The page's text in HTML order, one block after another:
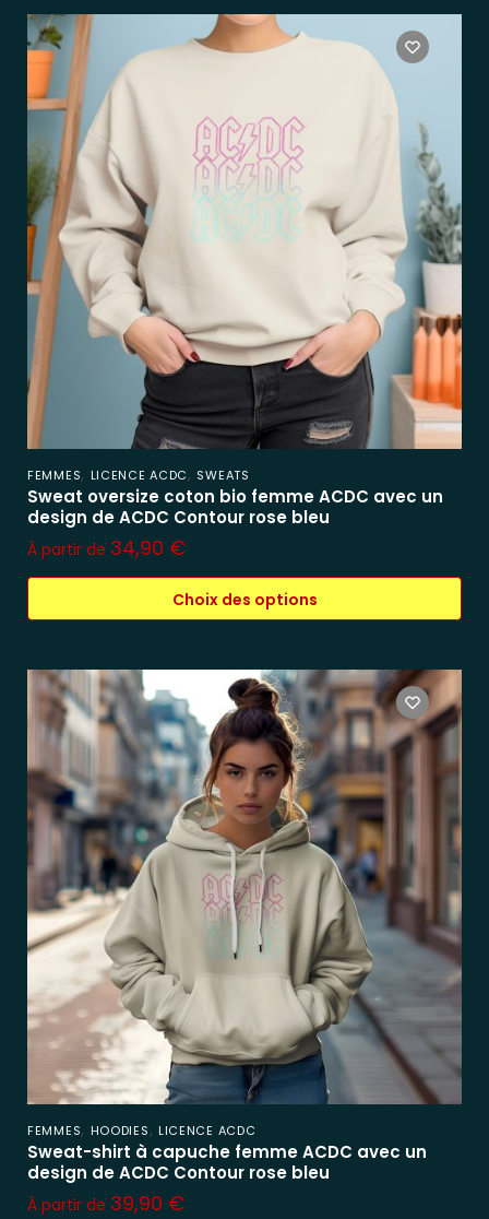
FEMMES, LICENCE ACDC, SWEATS
Sweat oversize coton bio femme ACDC avec un
design de ACDC Contour rose bleu
À partir de 34,90 €
Choix des options
FEMMES, HOODIES, LICENCE ACDC
Sweat-shirt à capuche femme ACDC avec un
design de ACDC Contour rose bleu
À partir de 39,90 €